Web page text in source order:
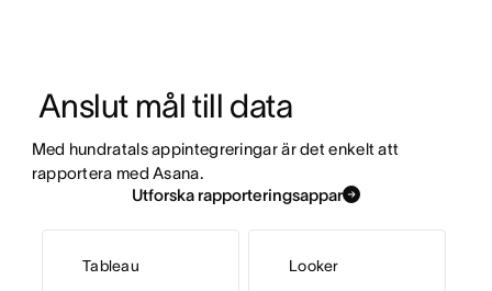
Anslut mål till data
Med hundratals appintegreringar är det enkelt att
rapportera med Asana.
Utforska rapporteringsappar
Tableau Looker